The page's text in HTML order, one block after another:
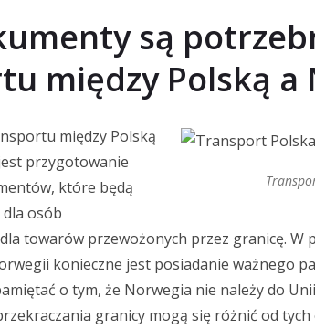
są
między Polską a
między Polską
przygotowanie
które będą
osób
towarów przewożonych przez granicę. W
konieczne jest posiadanie ważnego
o tym, że Norwegia nie należy do
granicy mogą się różnić od